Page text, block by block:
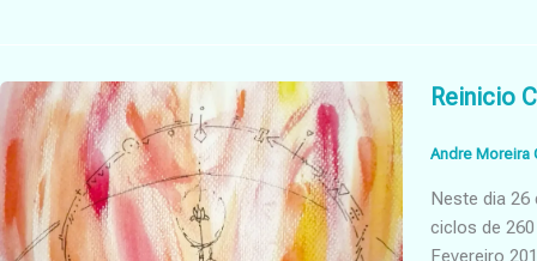
Reinicio
Andre Moreira
Neste dia
ciclos de
Fevereiro